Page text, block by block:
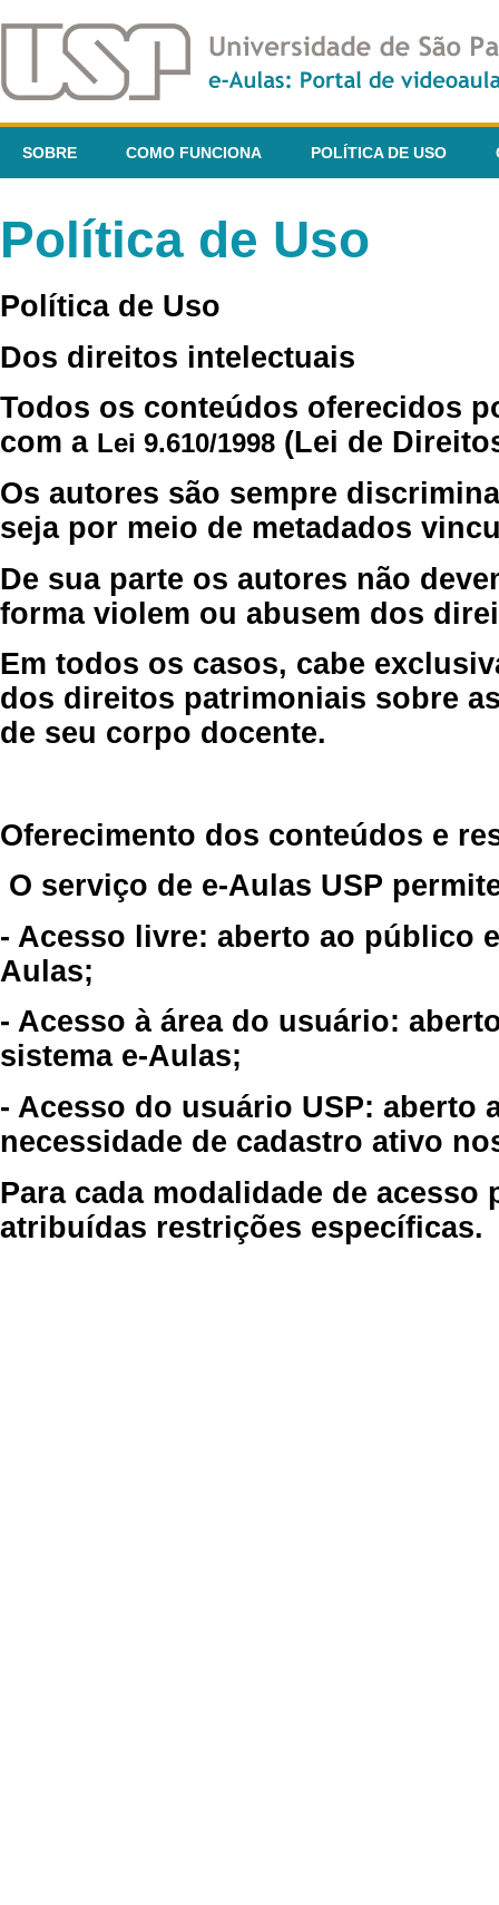
SOBRE COMO FUNCIONA POLÍTICA DE USO
Política de Uso
Política de Uso
Dos direitos intelectuais
Todos os conteúdos oferecidos
com a Lei 9.610/1998 (Lei de
Os autores são sempre
seja por meio de metadados
De sua parte os autores não
forma violem ou abusem dos
Em todos os casos, cabe
dos direitos patrimoniais sobre
de seu corpo docente.
Oferecimento dos conteúdos e
O serviço de e-Aulas USP
- Acesso livre: aberto ao público
Aulas;
- Acesso à área do usuário:
sistema e-Aulas;
- Acesso do usuário USP: aberto
necessidade de cadastro ativo
Para cada modalidade de
atribuídas restrições específicas.